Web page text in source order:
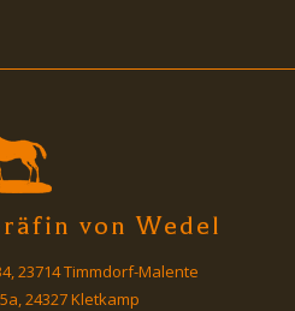
von Wedel
23714 Timmdorf-Malente
24327 Kletkamp